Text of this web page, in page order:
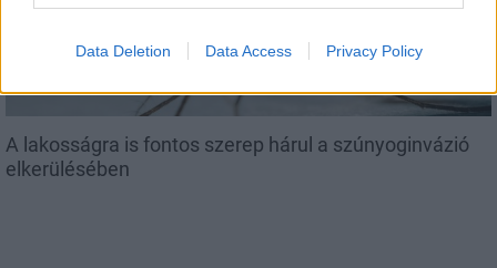
Data Deletion Data Access Privacy Policy
A lakosságra is fontos szerep hárul a szúnyoginvázió
elkerülésében